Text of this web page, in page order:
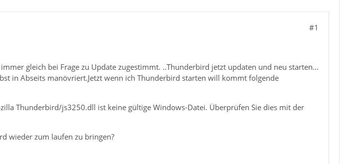
#1
gleich bei Frage zu Update zugestimmt. ..Thunderbird jetzt updaten und neu starten...
in Abseits manövriert.Jetzt wenn ich Thunderbird starten will kommt folgende
Thunderbird/js3250.dll ist keine gültige Windows-Datei. Überprüfen Sie dies mit der
wieder zum laufen zu bringen?